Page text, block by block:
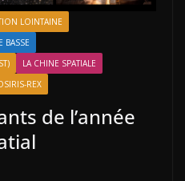
LOINTAINE
BASSE
LA CHINE SPATIALE
REX
de l’année